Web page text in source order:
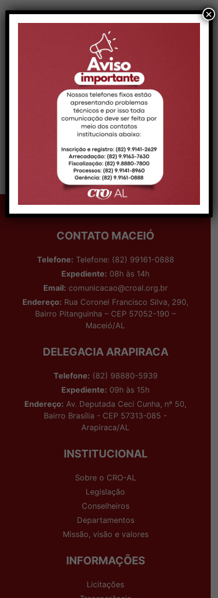
1 Na falta de qualquer documento acima, o pedido de
inscrição não será aceito.
2 Certificado de dispensa de incorporação,
Certificado de reservista ou Certificado de
VOLTAR
CONTATO MACEIÓ
Telefone: Telefone: (82) 99161-0888
Expediente: 08h às 14h
Email: comunicacao@croal.org.br
Endereço: Rua Coronel Francisco Silva, 290,
Bairro Pitanguinha – CEP 57052-190 –
Maceió/AL
DELEGACIA ARAPIRACA
Telefone: (82) 98880-5939
Expediente: 09h às 15h
Endereço: Av. Deputada Ceci Cunha, nº 50,
Bairro Brasília - CEP 57313-085 -
Arapiraca/AL
INSTITUCIONAL
Sobre o CRO-AL
Legislação
Conselheiros
Departamentos
Missão, visão e valores
INFORMAÇÕES
Licitações
×